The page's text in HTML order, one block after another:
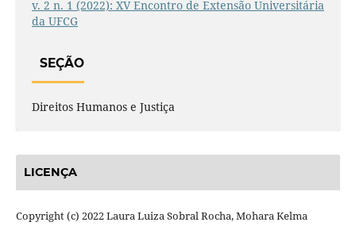
v. 2 n. 1 (2022): XV Encontro de Extensão Universitária
da UFCG
SEÇÃO
Direitos Humanos e Justiça
LICENÇA
Copyright (c) 2022 Laura Luiza Sobral Rocha, Mohara Kelma